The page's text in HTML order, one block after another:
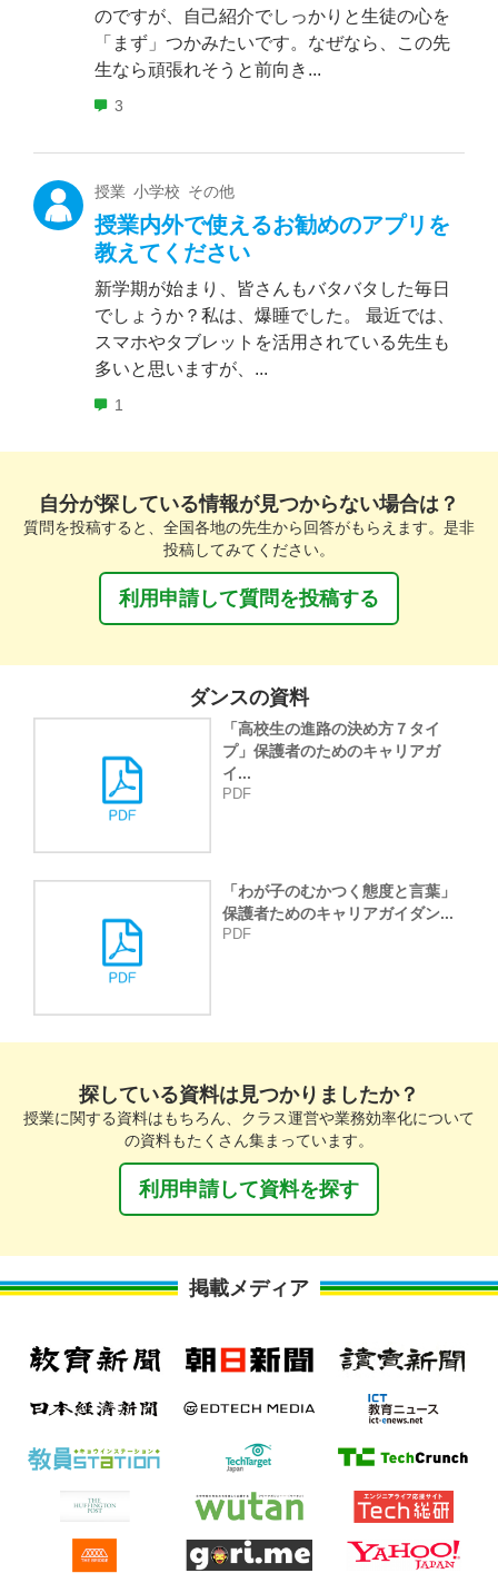
のですが、自己紹介でしっかりと生徒の心を
「まず」つかみたいです。なぜなら、この先
生なら頑張れそうと前向き...
3
授業 小学校 その他
授業内外で使えるお勧めのアプリを
教えてください
新学期が始まり、皆さんもバタバタした毎日
でしょうか？私は、爆睡でした。 最近では、
スマホやタブレットを活用されている先生も
多いと思いますが、...
1
自分が探している情報が見つからない場合は？
質問を投稿すると、全国各地の先生から回答がもらえます。是非
投稿してみてください。
利用申請して質問を投稿する
ダンスの資料
「高校生の進路の決め方７タイ
プ」保護者のためのキャリアガ
イ...
PDF
「わが子のむかつく態度と言葉」
保護者ためのキャリアガイダン...
PDF
探している資料は見つかりましたか？
授業に関する資料はもちろん、クラス運営や業務効率化について
の資料もたくさん集まっています。
利用申請して資料を探す
掲載メディア